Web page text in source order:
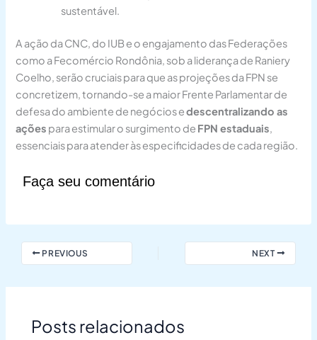
sustentável.
A ação da CNC, do IUB e o engajamento das Federações
como a Fecomércio Rondônia, sob a liderança de Raniery
Coelho, serão cruciais para que as projeções da FPN se
concretizem, tornando-se a maior Frente Parlamentar de
defesa do ambiente de negócios edescentralizando as
ações para estimular o surgimento de FPN estaduais,
essenciais para atender às especificidades de cada região.
Faça seu comentário
PREVIOUS NEXT
Posts relacionados